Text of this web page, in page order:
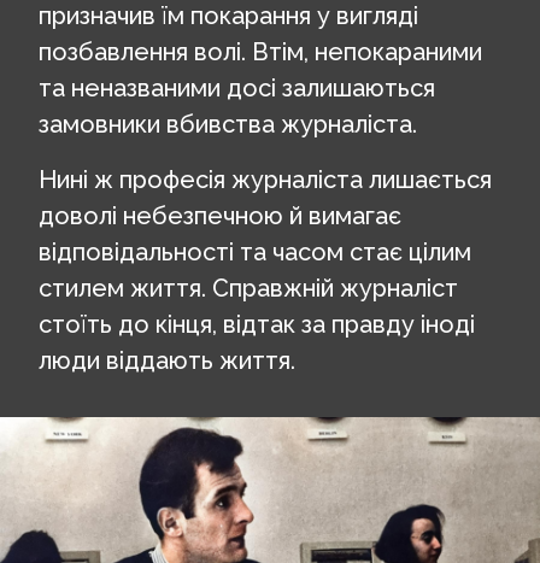
призначив їм покарання у вигляді
позбавлення волі. Втім, непокараними
та неназваними досі залишаються
замовники вбивства журналіста.
Нині ж професія журналіста лишається
доволі небезпечною й вимагає
відповідальності та часом стає цілим
стилем життя. Справжній журналіст
стоїть до кінця, відтак за правду іноді
люди віддають життя.